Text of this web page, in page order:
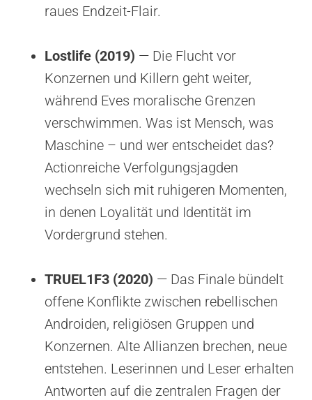
raues Endzeit-Flair.
Lostlife (2019) — Die Flucht vor
Konzernen und Killern geht weiter,
während Eves moralische Grenzen
verschwimmen. Was ist Mensch, was
Maschine – und wer entscheidet das?
Actionreiche Verfolgungsjagden
wechseln sich mit ruhigeren Momenten,
in denen Loyalität und Identität im
Vordergrund stehen.
TRUEL1F3 (2020) — Das Finale bündelt
offene Konflikte zwischen rebellischen
Androiden, religiösen Gruppen und
Konzernen. Alte Allianzen brechen, neue
entstehen. Leserinnen und Leser erhalten
Antworten auf die zentralen Fragen der